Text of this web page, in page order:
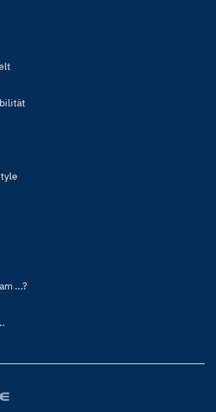
...?